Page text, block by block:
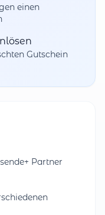
einen
Gutschein
Partner